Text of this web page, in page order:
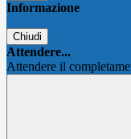
Informazione
Chiudi
Attendere...
Attendere il